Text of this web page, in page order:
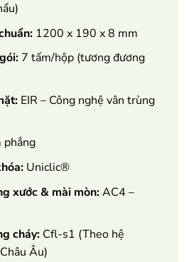
1200 x 190 x 8 mm
7 tấm/hộp (tương đương
EIR – Công nghệ vân trùng
Uniclic®
xước & mài mòn:AC4 –
cháy:Cfl-s1 (Theo hệ
Âu)